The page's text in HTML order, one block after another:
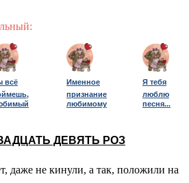
всё
Именное
признание
любимому
Я тебя
люблю
песня...
ДЕВЯТЬ РОЗ
даже не кинули, а так, положили на